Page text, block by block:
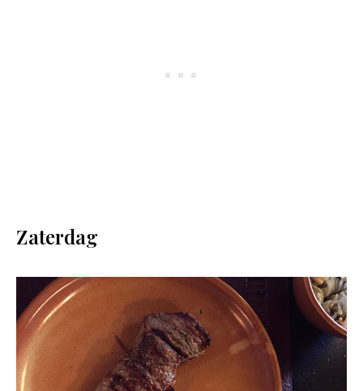
Zaterdag